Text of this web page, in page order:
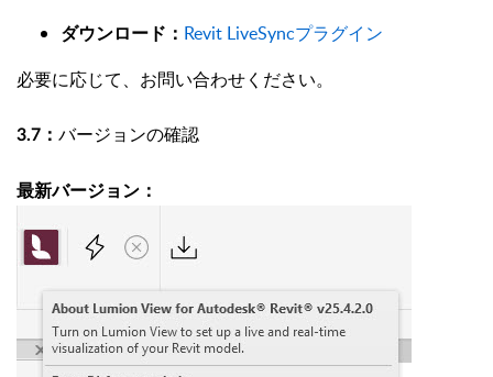
ダウンロード： Revit LiveSyncプラグイン
必要に応じて、お問い合わせください。
3.7： バージョンの確認
最新バージョン：